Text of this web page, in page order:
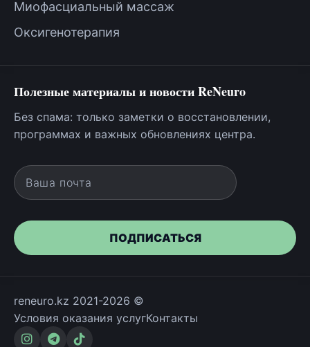
Миофасциальный массаж
Оксигенотерапия
Полезные материалы и новости ReNeuro
Без спама: только заметки о восстановлении,
программах и важных обновлениях центра.
Ваша почта
ПОДПИСАТЬСЯ
reneuro.kz 2021-2026 ©
Условия оказания услугКонтакты